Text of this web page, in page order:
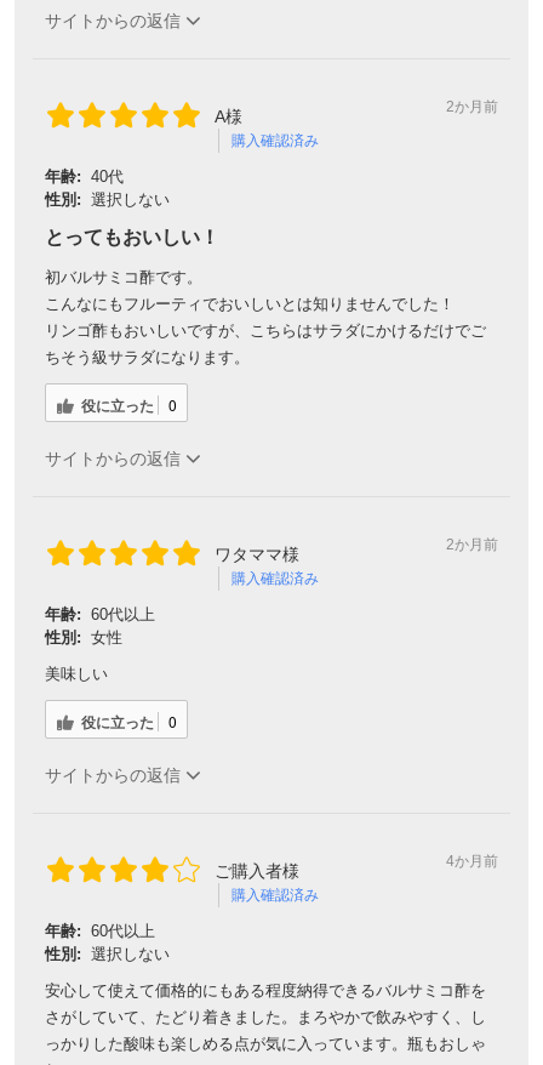
サイトからの返信
A様
購入確認済み
2か月前
年齢: 40代
性別: 選択しない
とってもおいしい！
初バルサミコ酢です。
こんなにもフルーティでおいしいとは知りませんでした！
リンゴ酢もおいしいですが、こちらはサラダにかけるだけでご
ちそう級サラダになります。
役に立った 0
サイトからの返信
ワタママ様
購入確認済み
2か月前
年齢: 60代以上
性別: 女性
美味しい
役に立った 0
サイトからの返信
ご購入者様
購入確認済み
4か月前
年齢: 60代以上
性別: 選択しない
安心して使えて価格的にもある程度納得できるバルサミコ酢を
さがしていて、たどり着きました。まろやかで飲みやすく、し
っかりした酸味も楽しめる点が気に入っています。瓶もおしゃ